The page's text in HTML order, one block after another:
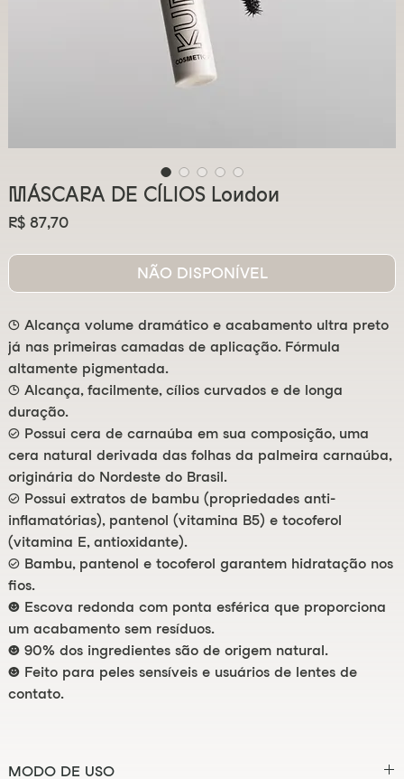
MÁSCARA DE CÍLIOS London
R$ 87,70Preço
NÃO DISPONÍVEL
🕒 Alcança volume dramático e acabamento ultra preto
já nas primeiras camadas de aplicação. Fórmula
altamente pigmentada.
🕒 Alcança, facilmente, cílios curvados e de longa
duração.
✓ Possui cera de carnaúba em sua composição, uma
cera natural derivada das folhas da palmeira carnaúba,
originária do Nordeste do Brasil.
✓ Possui extratos de bambu (propriedades anti-
inflamatórias), pantenol (vitamina B5) e tocoferol
(vitamina E, antioxidante).
✓ Bambu, pantenol e tocoferol garantem hidratação nos
fios.
⌣ Escova redonda com ponta esférica que proporciona
um acabamento sem resíduos.
⌣ 90% dos ingredientes são de origem natural.
⌣ Feito para peles sensíveis e usuários de lentes de
contato.
MODO DE USO